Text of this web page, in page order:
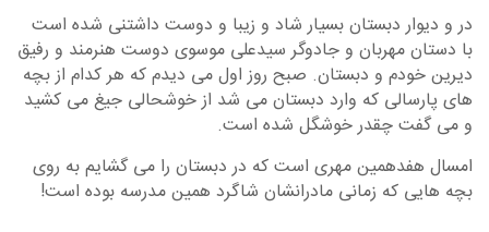
در و دیوار دبستان بسیار شاد و زیبا و دوست داشتنی شده است
با دستان مهربان و جادوگر سیدعلی موسوی دوست هنرمند و رفیق
دیرین خودم و دبستان. صبح روز اول می دیدم که هر کدام از بچه
های پارسالی که وارد دبستان می شد از خوشحالی جیغ می کشید
و می گفت چقدر خوشگل شده است.
امسال هفدهمین مهری است که در دبستان را می گشایم به روی
بچه هایی که زمانی مادرانشان شاگرد همین مدرسه بوده است!